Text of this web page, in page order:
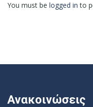
You must be logged in to
Ανακοινώσεις